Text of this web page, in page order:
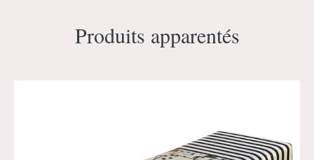
Produits apparentés